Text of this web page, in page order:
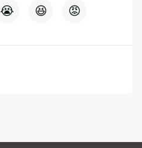
😭 😆 😡